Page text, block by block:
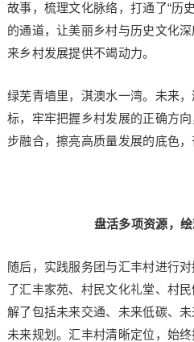
故事，梳理文化脉络，打通了“历
的通道，让美丽乡村与历史文化
来乡村发展提供不竭动力。
绿芜青墙里，淇澳水一湾。未来
标，牢牢把握乡村发展的正确方
步融合，擦亮高质量发展的底色，
盘活多项资源，
随后，实践服务团与汇丰村进行
了汇丰家苑、村民文化礼堂、村
解了包括未来交通、未来低碳、
未来规划。汇丰村清晰定位，始